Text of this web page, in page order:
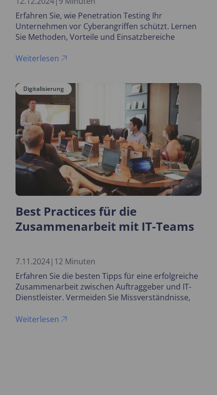
Erfahren Sie, wie Penetration Testing Ihr
Unternehmen vor Cyberangriffen schützt. Lernen
Sie Methoden, Vorteile und Einsatzbereiche
Tests unerlässlich für eine sichere IT-Infrastruktur
Weiterlesen
Digitalisierung
Best Practices für die
Zusammenarbeit mit IT-Teams
7.11.2024| 12 Minuten
Erfahren Sie die besten Tipps für eine erfolgreiche
Zusammenarbeit zwischen Auftraggeber und IT-
Dienstleister. Vermeiden Sie Missverständnisse,
Projekte effizienter.
Weiterlesen